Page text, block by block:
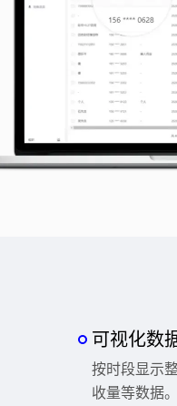
可视化数
按时段显示
收量等数据。